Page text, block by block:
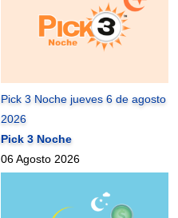
Pick 3 Noche jueves 6 de agosto
2026
Pick 3 Noche
06 Agosto 2026